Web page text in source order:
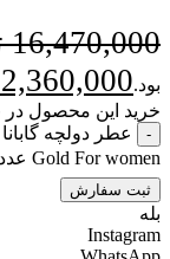
16,470,000
بود.
خرید این محصول
Gold For women عدد
ثبت سفارش
بله
Instagram